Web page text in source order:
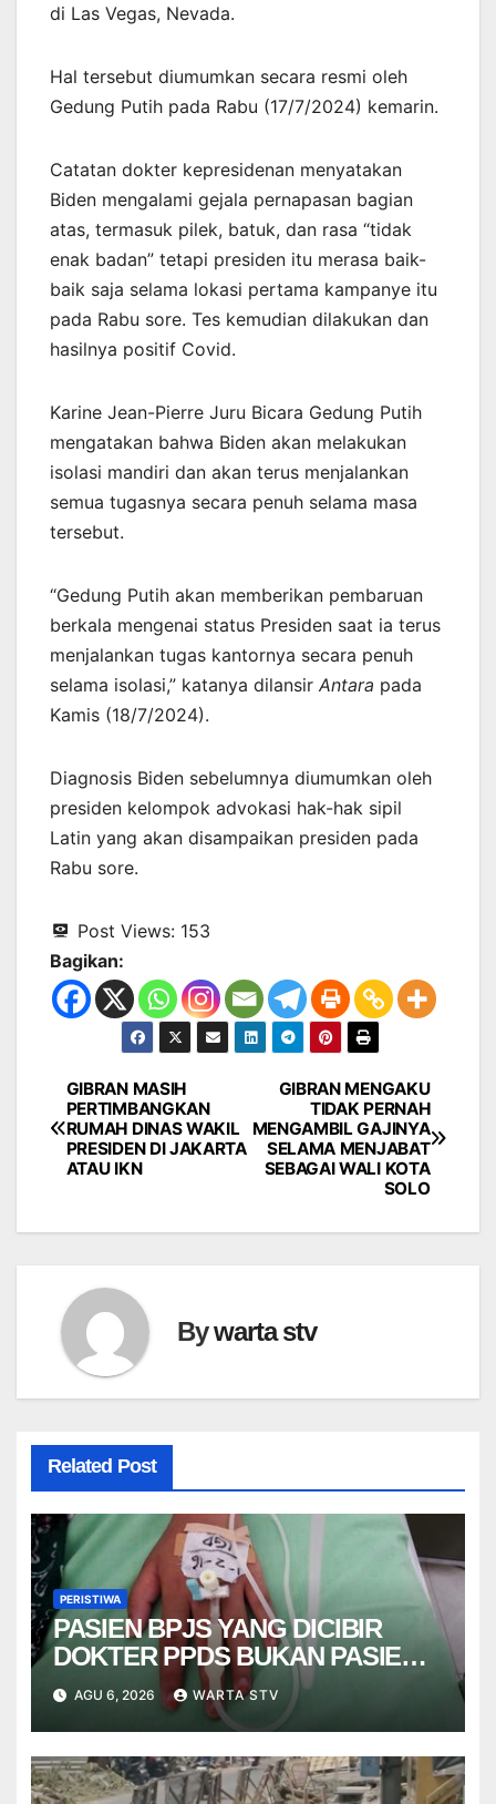
di Las Vegas, Nevada.
Hal tersebut diumumkan secara resmi oleh
Gedung Putih pada Rabu (17/7/2024) kemarin.
Catatan dokter kepresidenan menyatakan
Biden mengalami gejala pernapasan bagian
atas, termasuk pilek, batuk, dan rasa “tidak
enak badan” tetapi presiden itu merasa baik-
baik saja selama lokasi pertama kampanye itu
pada Rabu sore. Tes kemudian dilakukan dan
hasilnya positif Covid.
Karine Jean-Pierre Juru Bicara Gedung Putih
mengatakan bahwa Biden akan melakukan
isolasi mandiri dan akan terus menjalankan
semua tugasnya secara penuh selama masa
tersebut.
“Gedung Putih akan memberikan pembaruan
berkala mengenai status Presiden saat ia terus
menjalankan tugas kantornya secara penuh
selama isolasi,” katanya dilansir Antara pada
Kamis (18/7/2024).
Diagnosis Biden sebelumnya diumumkan oleh
presiden kelompok advokasi hak-hak sipil
Latin yang akan disampaikan presiden pada
Rabu sore.
Post Views: 153
Bagikan:
Navigasi
pos
GIBRAN MENGAKU
TIDAK PERNAH
MENGAMBIL GAJINYA
SELAMA MENJABAT
SEBAGAI WALI KOTA
SOLO
GIBRAN MASIH
PERTIMBANGKAN
RUMAH DINAS WAKIL
PRESIDEN DI JAKARTA
ATAU IKN
Bywarta stv
Related Post
PERISTIWA
PASIEN BPJS YANG DICIBIR
DOKTER PPDS BUKAN PASIEN
RSUP DR. SARDJITO
AGU 6, 2026 WARTA STV